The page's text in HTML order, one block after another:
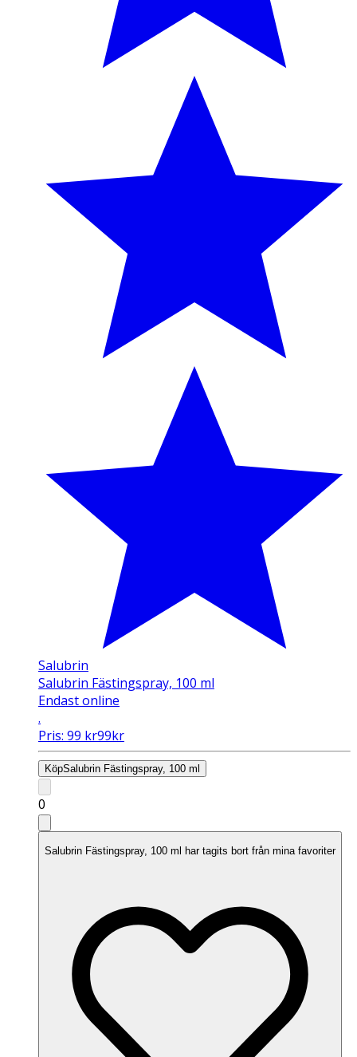
Salubrin
Salubrin Fästingspray, 100 ml
Endast online
.
Pris: 99 kr99kr
KöpSalubrin Fästingspray, 100 ml
0
Salubrin Fästingspray, 100 ml har tagits bort från mina favoriter